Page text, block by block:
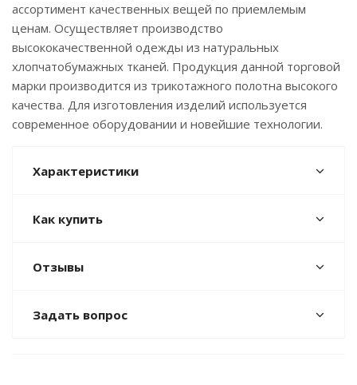
ассортимент качественных вещей по приемлемым
ценам. Осуществляет производство
высококачественной одежды из натуральных
хлопчатобумажных тканей. Продукция данной торговой
марки производится из трикотажного полотна высокого
качества. Для изготовления изделий используется
современное оборудовании и новейшие технологии.
Характеристики
Как купить
Отзывы
Задать вопрос